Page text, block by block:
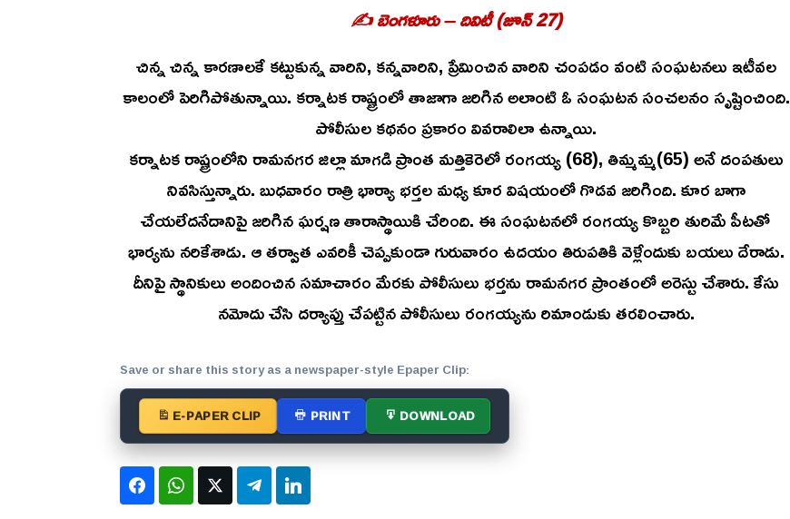
✍️ బెంగళూరు – దివిటీ (జూన్ 27)
చిన్న చిన్న కారణాలకే కట్టుకున్న వారిని, కన్నవారిని, ప్రేమించిన వారిని చంపడం వంటి సంఘటనలు ఇటీవల
కాలంలో పెరిగిపోతున్నాయి. కర్నాటక రాష్ట్రంలో తాజాగా జరిగిన అలాంటి ఓ సంఘటన సంచలనం సృష్టించింది.
పోలీసుల కథనం ప్రకారం వివరాలిలా ఉన్నాయి.
కర్నాటక రాష్ట్రంలోని రామనగర జిల్లా మాగడి ప్రాంత మత్తికెరెలో రంగయ్య (68), తిమ్మమ్మ(65) అనే దంపతులు
నివసిస్తున్నారు. బుధవారం రాత్రి భార్యా భర్తల మధ్య కూర విషయంలో గొడవ జరిగింది. కూర బాగా
చేయలేదనేదానిపై జరిగిన ఘర్షణ తారాస్థాయికి చేరింది. ఈ సంఘటనలో రంగయ్య కొబ్బరి తురిమే పీటతో
భార్యను నరికేశాడు. ఆ తర్వాత ఎవరికీ చెప్పకుండా గురువారం ఉదయం తిరుపతికి వెళ్లేందుకు బయలు దేరాడు.
దీనిపై స్థానికులు అందించిన సమాచారం మేరకు పోలీసులు భర్తను రామనగర ప్రాంతంలో అరెస్టు చేశారు. కేసు
నమోదు చేసి దర్యాప్తు చేపట్టిన పోలీసులు రంగయ్యను రిమాండుకు తరలించారు.
Save or share this story as a newspaper-style Epaper Clip:
E-PAPER CLIP PRINT DOWNLOAD
FacebookWhatsApp
Twitter Telegram